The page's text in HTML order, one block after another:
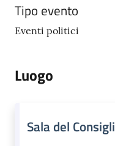
Tipo evento
Eventi politici
Luogo
Sala del